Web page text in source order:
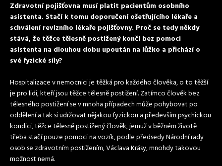
Zdravotní pojišťovna musí platit pacientům osobního
asistenta. Stačí k tomu doporučení ošetřujícího lékaře a
schválení revizního lékaře pojišťovny. Proč se tedy někdy
stává, že těžce tělesně postižený končí bez pomoci
asistenta na dlouhou dobu upoután na lůžko a přichází o
své fyzické síly?
Hospitalizace v nemocnici je těžká pro každého člověka, o to těžší
je pro lidi, kteří jsou těžce tělesně postižení. Zatímco člověk bez
tělesného postižení se v mnoha případech může pohybovat po
oddělení a tak si udržovat nějakou fyzickou a především psychickou
kondici, těžce tělesně postižený člověk, jemuž v běžném životě
třeba stačí pouze pomoci na vozík, podle předsedy Národní rady
osob se zdravotním postižením, Václava Krásy, mnohdy takovou
možnost nemá.